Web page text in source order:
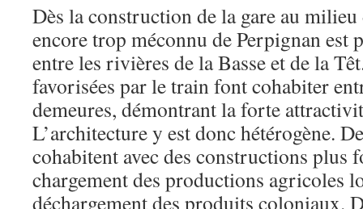
Dès la construction de la gare au
encore trop méconnu de Perpignan est
entre les rivières de la Basse et de la
favorisées par le train font cohabiter
demeures, démontrant la forte
L’architecture y est donc hétérogène.
cohabitent avec des constructions plus
chargement des productions agricoles
déchargement des produits coloniaux.